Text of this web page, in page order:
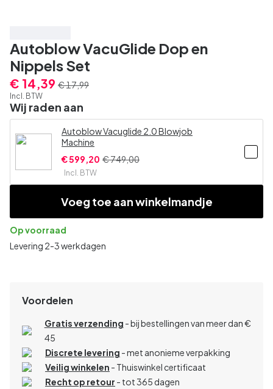
Autoblow VacuGlide Dop en
Nippels Set
€ 14,39 € 17,99
Incl. BTW
Wij raden aan
Autoblow Vacuglide 2.0 Blowjob
Machine
€ 599,20 € 749,00
Incl. BTW
Voeg toe aan winkelmandje
Op voorraad
Levering 2-3 werkdagen
Voordelen
Gratis verzending - bij bestellingen van meer dan €
45
Discrete levering - met anonieme verpakking
Veilig winkelen - Thuiswinkel certificaat
Recht op retour - tot 365 dagen